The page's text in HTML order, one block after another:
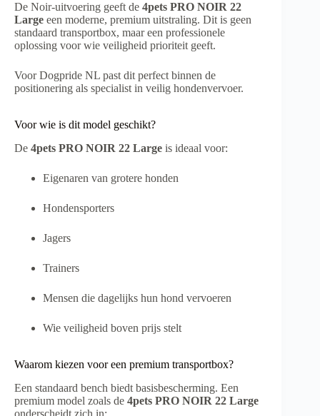
De Noir-uitvoering geeft de 4pets PRO NOIR 22
Large een moderne, premium uitstraling. Dit is geen
standaard transportbox, maar een professionele
oplossing voor wie veiligheid prioriteit geeft.
Voor Dogpride NL past dit perfect binnen de
positionering als specialist in veilig hondenvervoer.
Voor wie is dit model geschikt?
De 4pets PRO NOIR 22 Large is ideaal voor:
Eigenaren van grotere honden
Hondensporters
Jagers
Trainers
Mensen die dagelijks hun hond vervoeren
Wie veiligheid boven prijs stelt
Waarom kiezen voor een premium transportbox?
Een standaard bench biedt basisbescherming. Een
premium model zoals de 4pets PRO NOIR 22 Large
onderscheidt zich in: